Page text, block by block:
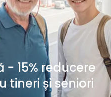
- 15% reducere
tineri și seniori